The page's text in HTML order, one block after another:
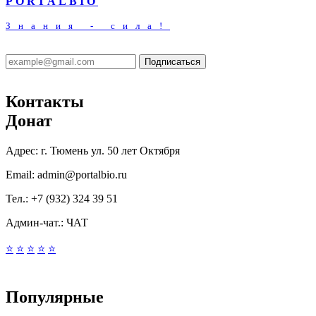
Знания - сила!
Подписаться
Контакты
Донат
Адрес: г. Тюмень ул. 50 лет Октября
Email: admin@portalbio.ru
Тел.: +7 (932) 324 39 51
Админ-чат.: ЧАТ
⭐ ⭐ ⭐ ⭐ ⭐
Популярные